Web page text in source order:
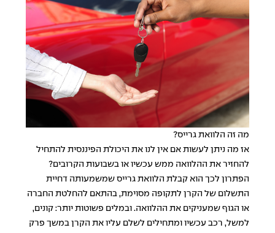
מה זה הלוואת גרייס?
אז מה ניתן לעשות אם אין לנו את היכולת הפיננסית להתחיל
להחזיר את ההלוואה ממש עכשיו או בשבועות הקרובים?
הפתרון לכך הוא קבלת הלוואת גרייס שמשמעותה דחיית
התשלום של הקרן לתקופה מסוימת, בהתאם להחלטת החברה
או הגוף שמעניקים את ההלוואה. ובמלים פשוטות יותר: קונים,
למשל, רכב עכשיו ומתחילים לשלם עליו את הקרן במשך פרק